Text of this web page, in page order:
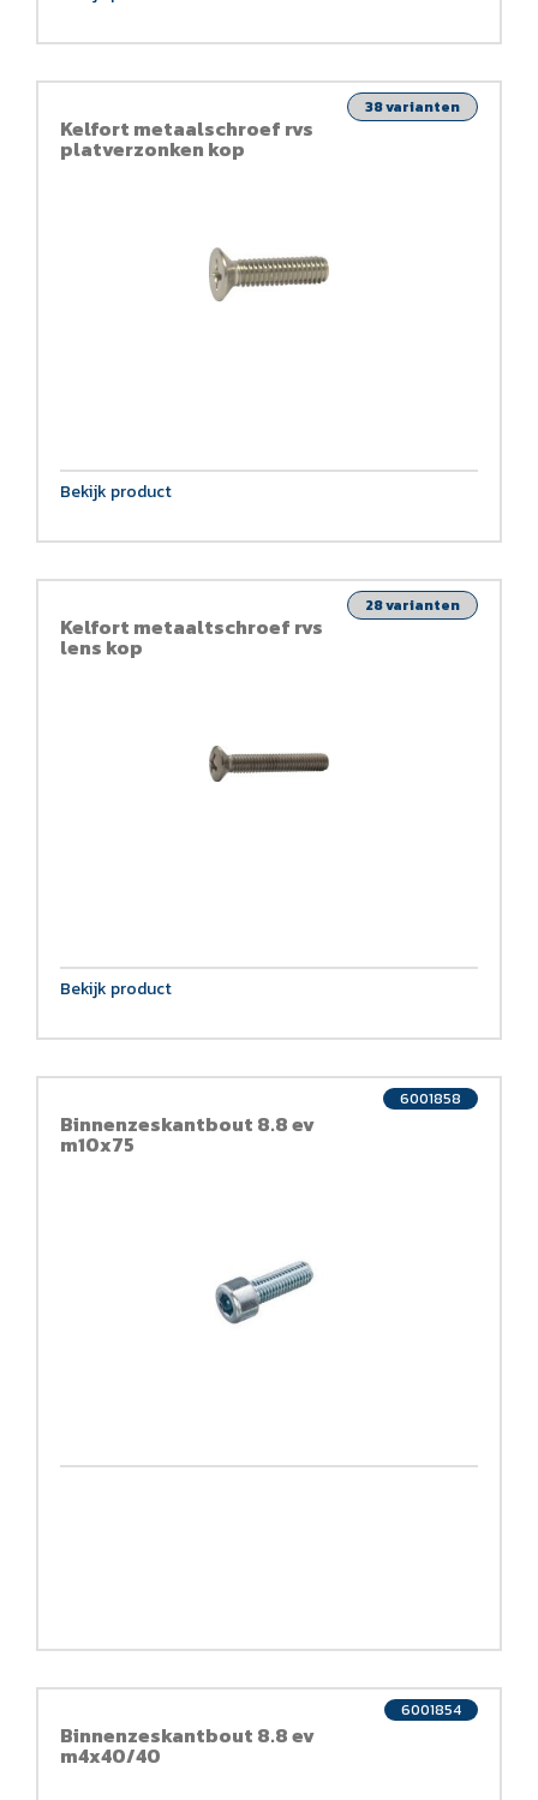
Kelfort metaalschroef rvs
platverzonken kop
38 varianten
Bekijk product
Kelfort metaaltschroef rvs
lens kop
28 varianten
Bekijk product
Binnenzeskantbout 8.8 ev
m10x75
6001858
Binnenzeskantbout 8.8 ev
m4x40/40
6001854